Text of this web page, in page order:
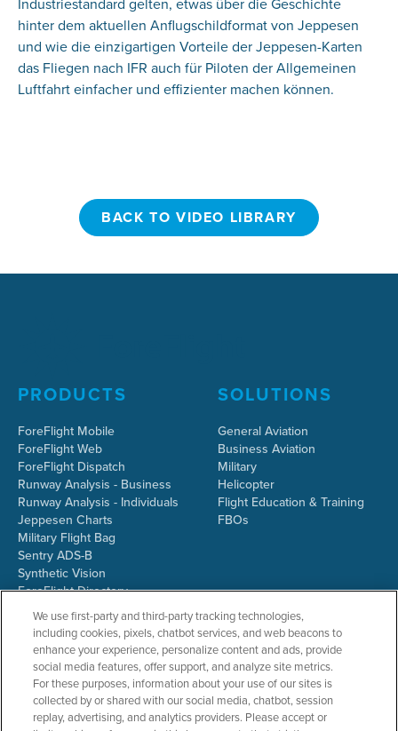
hinter dem aktuellen Anflugschildformat von Jeppesen
und wie die einzigartigen Vorteile der Jeppesen-Karten
das Fliegen nach IFR auch für Piloten der Allgemeinen
Luftfahrt einfacher und effizienter machen können.
BACK TO VIDEO LIBRARY
PRODUCTS
ForeFlight Mobile
ForeFlight Web
ForeFlight Dispatch
Runway Analysis - Business
Runway Analysis - Individuals
Jeppesen Charts
Military Flight Bag
Sentry ADS-B
Synthetic Vision
ForeFlight Directory
JetFuelX
CloudAhoy
Flight Data Analysis
Plans & Pricing
Gift Certificates
SOLUTIONS
General Aviation
Business Aviation
Military
Helicopter
Flight Education & Training
FBOs
We use first-party and third-party tracking technologies,
including cookies, pixels, chatbot services, and web beacons to
enhance your experience, personalize content and ads, provide
social media features, offer support, and analyze site metrics.
For these purposes, information about your use of our sites is
collected by or shared with our social media, chatbot, session
replay, advertising, and analytics providers. Please accept or